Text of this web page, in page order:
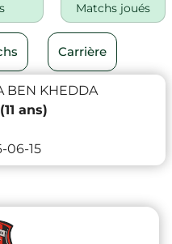
Matchs joués
Carrière
BEN KHEDDA
(11 ans)
06-15